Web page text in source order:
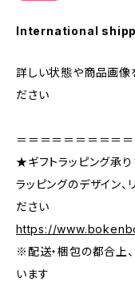
International
詳しい状態や商品画像
ださい
＝＝＝＝＝＝＝＝＝
★ギフトラッピング承
ラッピングのデザイン
ださい
https://
※配送・梱包の都合上
います